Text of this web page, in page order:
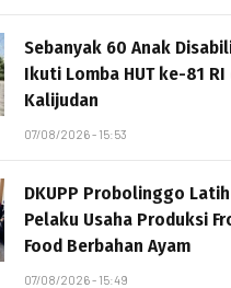
Sebanyak 60 Anak
Ikuti Lomba HUT ke-81 RI
Kalijudan
07/08/2026 - 15:53
DKUPP Probolinggo
Pelaku Usaha Produksi
Food Berbahan Ayam
07/08/2026 - 15:49